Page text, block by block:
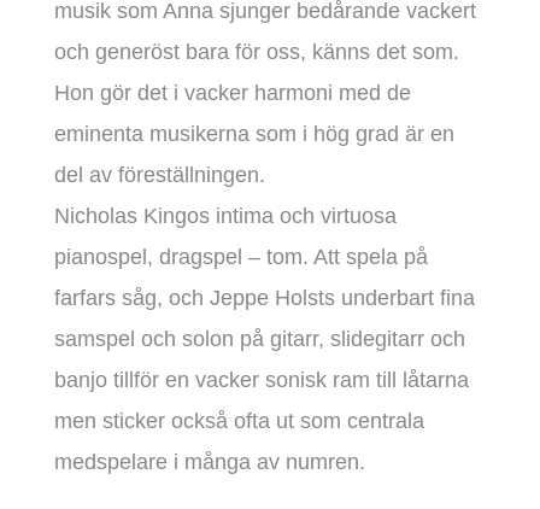
musik som Anna sjunger bedårande vackert
och generöst bara för oss, känns det som.
Hon gör det i vacker harmoni med de
eminenta musikerna som i hög grad är en
del av föreställningen.
Nicholas Kingos intima och virtuosa
pianospel, dragspel – tom. Att spela på
farfars såg, och Jeppe Holsts underbart fina
samspel och solon på gitarr, slidegitarr och
banjo tillför en vacker sonisk ram till låtarna
men sticker också ofta ut som centrala
medspelare i många av numren.